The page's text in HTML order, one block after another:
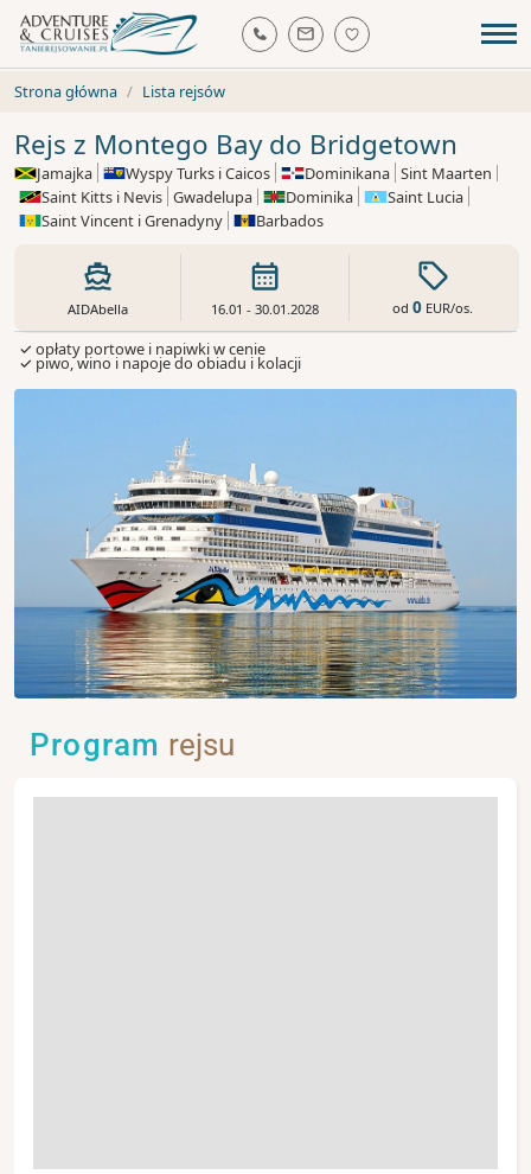
Strona główna Lista rejsów
Rejs z Montego Bay do Bridgetown
Jamajka Wyspy Turks i Caicos Dominikana Sint Maarten
Saint Kitts i Nevis Gwadelupa Dominika
Saint Lucia
Saint Vincent i Grenadyny
Barbados
AIDAbella 16.01 - 30.01.2028 od0 EUR/os.
✓ opłaty portowe i napiwki w cenie
✓ piwo, wino i napoje do obiadu i kolacji
Program rejsu